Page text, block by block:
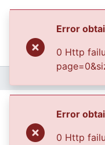
Error
0 Http
Error
0 Http